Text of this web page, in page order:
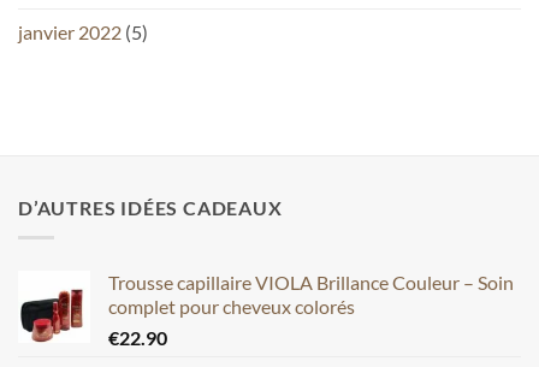
janvier 2022 (5)
D’AUTRES IDÉES CADEAUX
Trousse capillaire VIOLA Brillance Couleur – Soin
complet pour cheveux colorés
€22.90